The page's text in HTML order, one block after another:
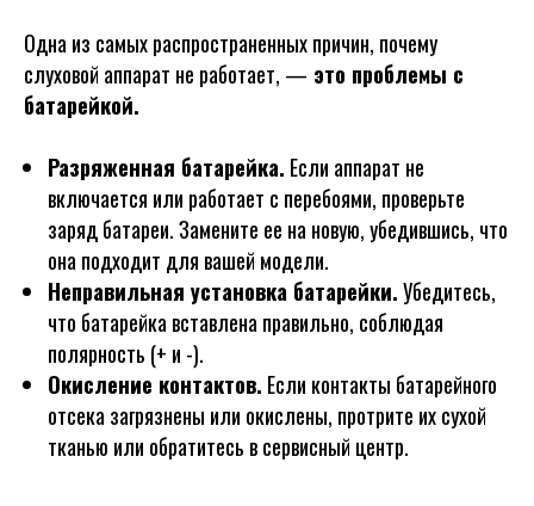
Одна из самых распространенных причин, почему
слуховой аппарат не работает, — это проблемы с
батарейкой.
Разряженная батарейка. Если аппарат не
включается или работает с перебоями, проверьте
заряд батареи. Замените ее на новую, убедившись, что
она подходит для вашей модели.
Неправильная установка батарейки.Убедитесь,
что батарейка вставлена правильно, соблюдая
полярность (+ и -).
Окисление контактов. Если контакты батарейного
отсека загрязнены или окислены, протрите их сухой
тканью или обратитесь в сервисный центр.